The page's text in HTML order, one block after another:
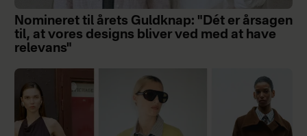
Nomineret til årets Guldknap: "Dét er årsagen
til, at vores designs bliver ved med at have
relevans"